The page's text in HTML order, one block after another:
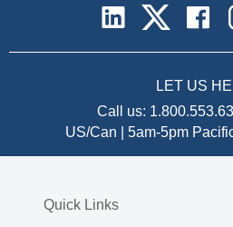
LET US
Call us:
US/Can | 5am-5pm